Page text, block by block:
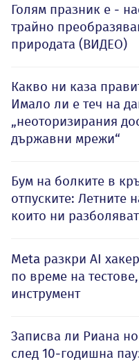
Голям празник е -
трайно
природата (ВИДЕО)
Какво ни каза
Имало ли е теч на
„неоторизирания
държавни мрежи“
Бум на болките в
отпуските: Летните
които ни разболяват
Meta разкри AI
по време на
инструмент
Записва ли Риана
след 10-годишна